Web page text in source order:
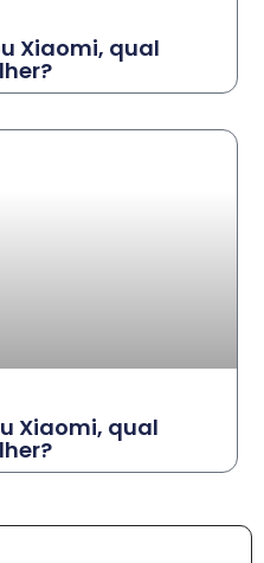
Xiaomi, qual
Xiaomi, qual